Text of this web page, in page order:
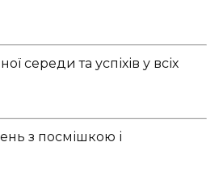
середи та успіхів у всіх
з посмішкою і